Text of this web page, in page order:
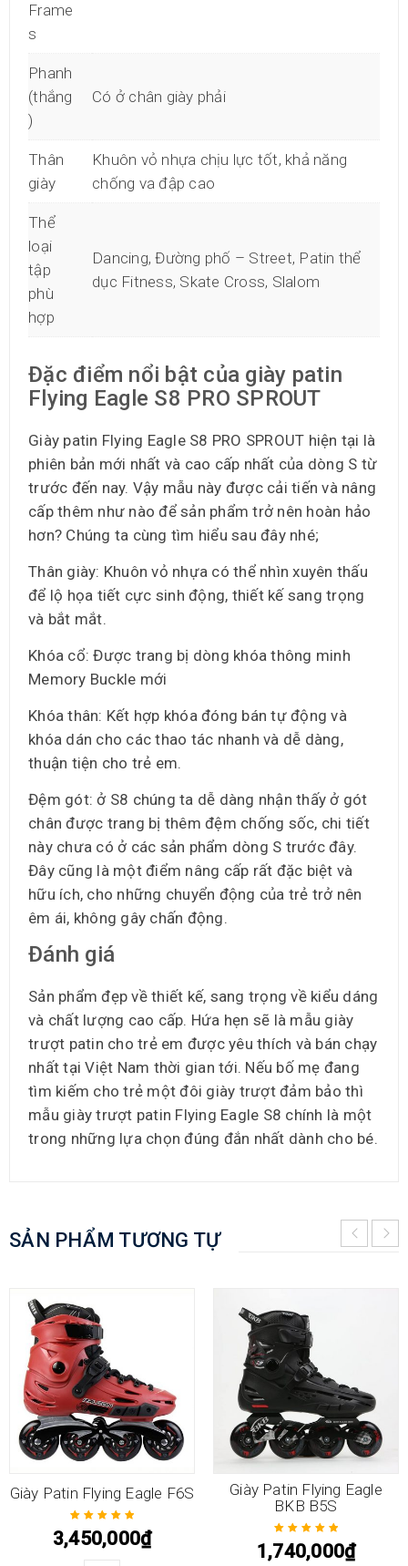
Frame
s
Phanh
(thắng
)
Có ở chân giày phải
Thân
giày
Khuôn vỏ nhựa chịu lực tốt, khả năng
chống va đập cao
Thể
loại
tập
phù
hợp
Dancing, Đường phố – Street, Patin thể
dục Fitness, Skate Cross, Slalom
Đặc điểm nổi bật của giày patin
Flying Eagle S8 PRO SPROUT
Giày patin Flying Eagle S8 PRO SPROUT hiện tại là
phiên bản mới nhất và cao cấp nhất của dòng S từ
trước đến nay. Vậy mẫu này được cải tiến và nâng
cấp thêm như nào để sản phẩm trở nên hoàn hảo
hơn? Chúng ta cùng tìm hiểu sau đây nhé;
Thân giày: Khuôn vỏ nhựa có thể nhìn xuyên thấu
để lộ họa tiết cực sinh động, thiết kế sang trọng
và bắt mắt.
Khóa cổ: Được trang bị dòng khóa thông minh
Memory Buckle mới
Khóa thân: Kết hợp khóa đóng bán tự động và
khóa dán cho các thao tác nhanh và dễ dàng,
thuận tiện cho trẻ em.
Đệm gót: ở S8 chúng ta dễ dàng nhận thấy ở gót
chân được trang bị thêm đệm chống sốc, chi tiết
này chưa có ở các sản phẩm dòng S trước đây.
Đây cũng là một điểm nâng cấp rất đặc biệt và
hữu ích, cho những chuyển động của trẻ trở nên
êm ái, không gây chấn động.
Đánh giá
Sản phẩm đẹp về thiết kế, sang trọng về kiểu dáng
và chất lượng cao cấp. Hứa hẹn sẽ là mẫu giày
trượt patin cho trẻ em được yêu thích và bán chạy
nhất tại Việt Nam thời gian tới. Nếu bố mẹ đang
tìm kiếm cho trẻ một đôi giày trượt đảm bảo thì
mẫu giày trượt patin Flying Eagle S8 chính là một
trong những lựa chọn đúng đắn nhất dành cho bé.
SẢN PHẨM TƯƠNG TỰ
Giày Patin Flying Eagle F6S
Được xếp hạng
3,450,000₫
Giày Patin Flying Eagle
BKB B5S
Được xếp hạng
1,740,000₫